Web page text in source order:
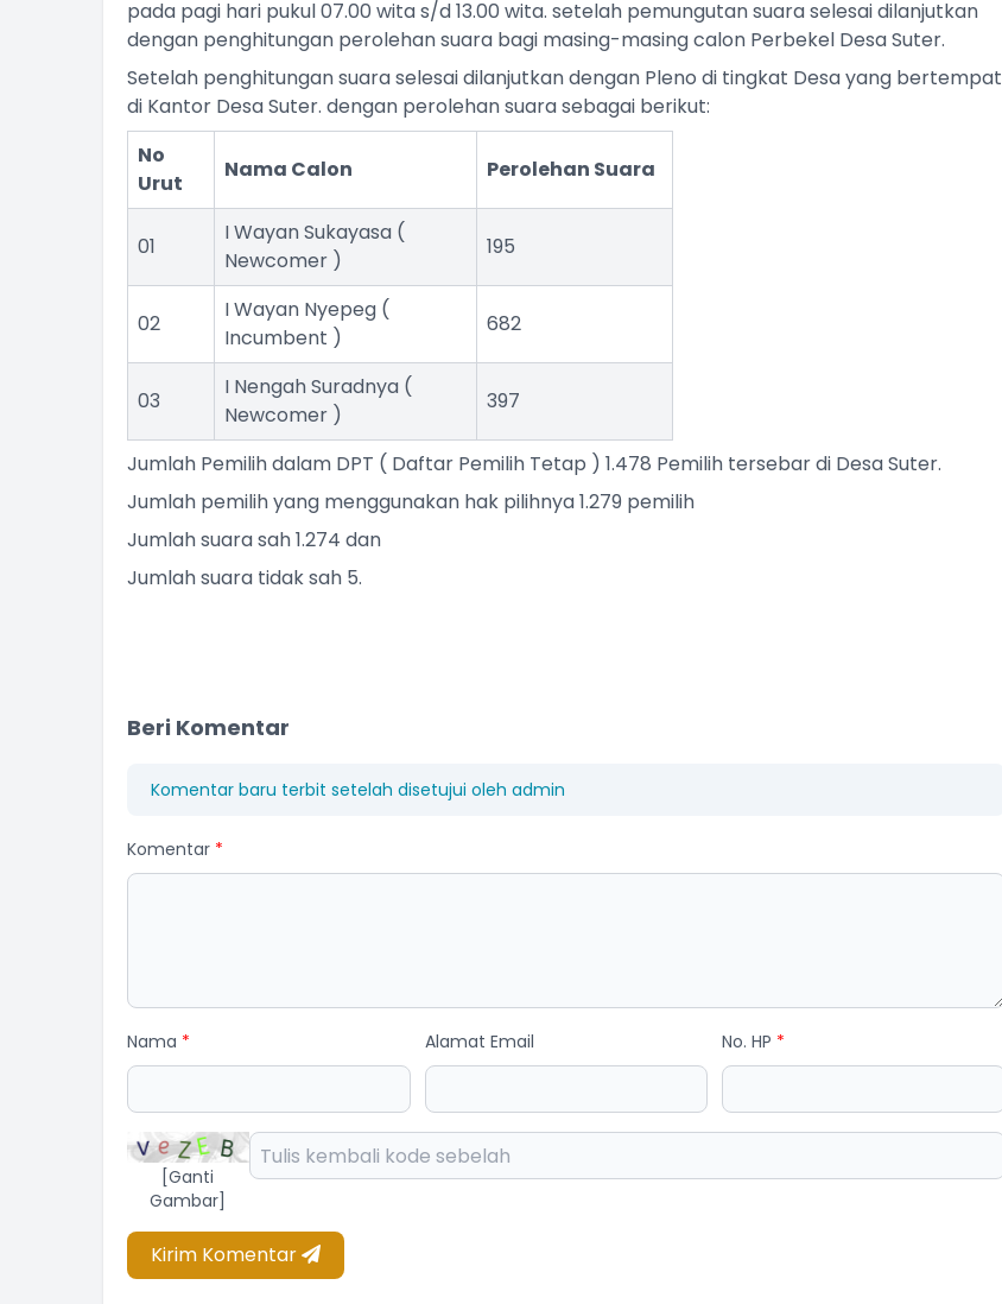
pada pagi hari pukul 07.00 wita s/d 13.00 wita. setelah pemungutan suara selesai dilanjutkan
dengan penghitungan perolehan suara bagi masing-masing calon Perbekel Desa Suter.
Setelah penghitungan suara selesai dilanjutkan dengan Pleno di tingkat Desa yang bertempat
di Kantor Desa Suter. dengan perolehan suara sebagai berikut:
No
Urut
Nama Calon Perolehan Suara
01
I Wayan Sukayasa (
Newcomer )
195
02
I Wayan Nyepeg (
Incumbent )
682
03
I Nengah Suradnya (
Newcomer )
397
Jumlah Pemilih dalam DPT ( Daftar Pemilih Tetap ) 1.478 Pemilih tersebar di Desa Suter.
Jumlah pemilih yang menggunakan hak pilihnya 1.279 pemilih
Jumlah suara sah 1.274 dan
Jumlah suara tidak sah 5.
Beri Komentar
Komentar baru terbit setelah disetujui oleh admin
Komentar *
Nama * Alamat Email No. HP *
[Ganti
Gambar]
Kirim Komentar
NI NENGAH RASTITI
Anggota BPD
Belum Rekam Kehadiran